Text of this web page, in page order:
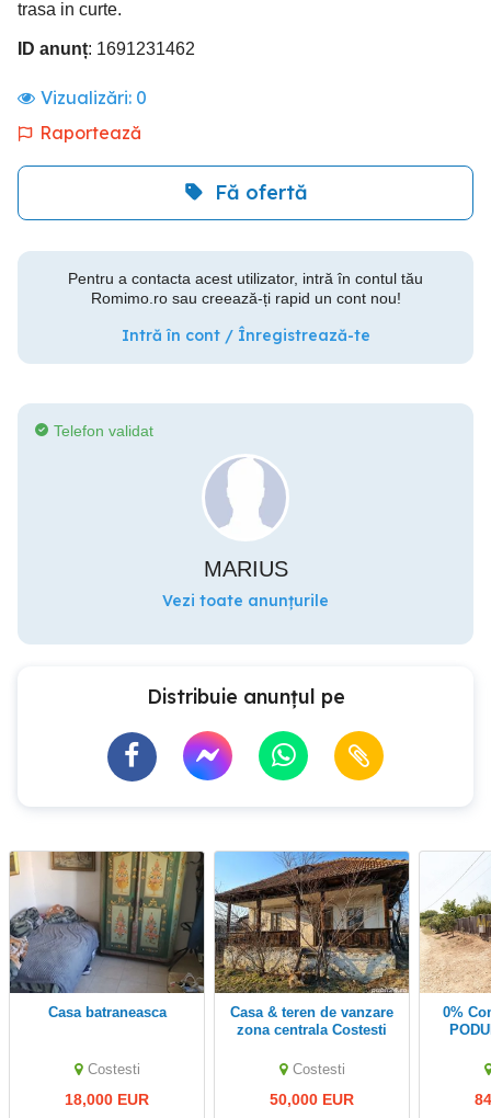
trasa in curte.
ID anunț: 1691231462
Vizualizări: 0
Raportează
Fă ofertă
Pentru a contacta acest utilizator, intră în contul tău
Romimo.ro sau creează-ți rapid un cont nou!
Intră în cont / Înregistrează-te
Telefon validat
MARIUS
Vezi toate anunțurile
Distribuie anunțul pe
Casa batraneasca
Costesti
18,000 EUR
Casa & teren de vanzare
zona centrala Costesti
Costesti
50,000 EUR
0% Comision !! CASA